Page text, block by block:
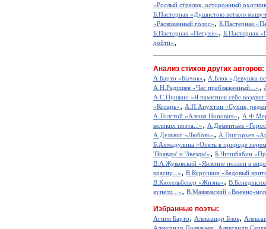
«Рослый стрелок, осторожный
Б.Пастернак «Душистою веткою
«Раскованный голос», Б.Пастернак
Б.Пастернак «Петухи», Б.Пастернак
дойти»,
Анализ стихов других авторов:
А.Барто «Бычок», А.Блок «Девушка
А.Н.Радищев «Час преблаженный...»,
А.С.Пушкин «Я памятник себе
«Косарь», А.Н.Апухтин «Сухие,
А.Толстой «Алеша Попович»,
великих поэта...», А.Дементьев
А.Дельвиг «Любовь», А.Григорьев
Б.Ахмадулина «Опять в природе
'Правды' и 'Звезды'», Б.Чичибабин
В.А.Жуковский «Явление поэзии в
красну...», В.Курочкин «Бедовый
В.Кюхельбекер «Жизнь»,
купели...», В.Маяковский «Военно-
Избранные поэты:
Агния Барто, Александр Блок,